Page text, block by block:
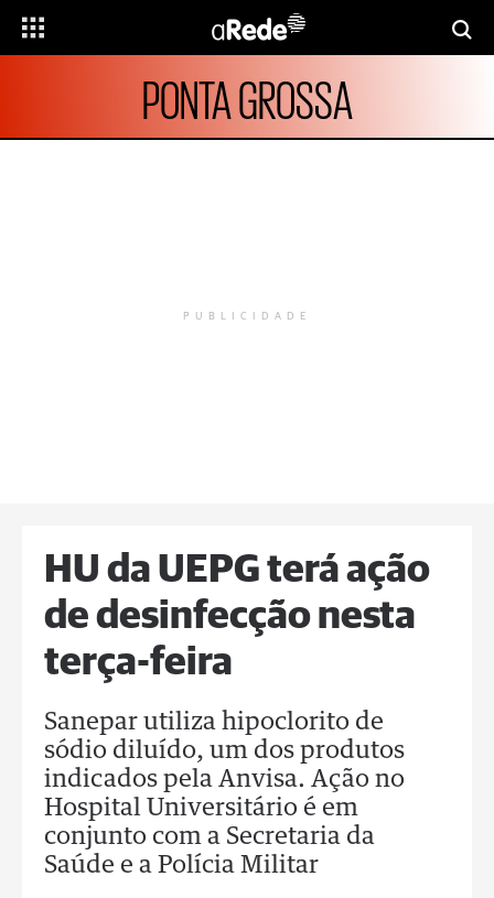
PONTA GROSSA
PUBLICIDADE
HU da UEPG terá ação
de desinfecção nesta
terça-feira
Sanepar utiliza hipoclorito de
sódio diluído, um dos produtos
indicados pela Anvisa. Ação no
Hospital Universitário é em
conjunto com a Secretaria da
Saúde e a Polícia Militar